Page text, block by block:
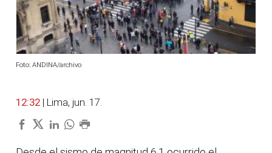
Foto: ANDINA/archivo
12:32 | Lima, jun. 17.